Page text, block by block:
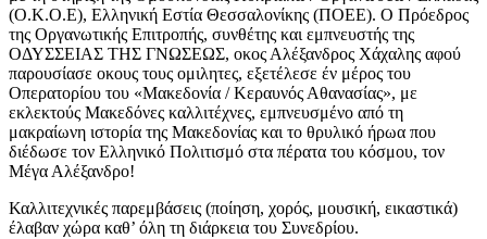
(Ο.Κ.Ο.Ε), Ελληνική Εστία Θεσσαλονίκης (ΠΟΕΕ). Ο Πρόεδρος
της Οργανωτικής Επιτροπής, συνθέτης και εμπνευστής της
ΟΔΥΣΣΕΙΑΣ ΤΗΣ ΓΝΩΣΕΩΣ, οκος Αλέξανδρος Χάχαλης αφού
παρουσίασε οκους τους ομιλητες, εξετέλεσε έν μέρος του
Οπερατορίου του «Μακεδονία / Κεραυνός Αθανασίας», με
εκλεκτούς Μακεδόνες καλλιτέχνες, εμπνευσμένο από τη
μακραίωνη ιστορία της Μακεδονίας και το θρυλικό ήρωα που
διέδωσε τον Ελληνικό Πολιτισμό στα πέρατα του κόσμου, τον
Μέγα Αλέξανδρο!
Καλλιτεχνικές παρεμβάσεις (ποίηση, χορός, μουσική, εικαστικά)
έλαβαν χώρα καθ’ όλη τη διάρκεια του Συνεδρίου.